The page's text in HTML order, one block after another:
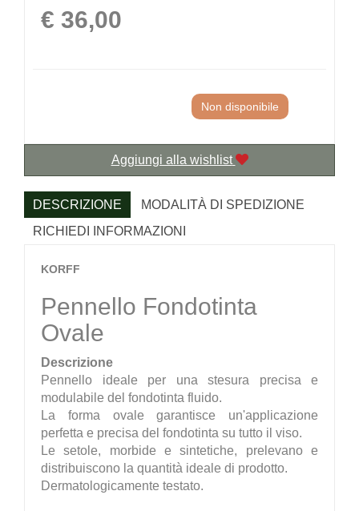
Prezzo
€ 36,00
Non disponibile
Aggiungi alla wishlist
DESCRIZIONE
MODALITÀ DI SPEDIZIONE
RICHIEDI INFORMAZIONI
KORFF
Pennello Fondotinta
Ovale
Descrizione
Pennello ideale per una stesura precisa e
modulabile del fondotinta fluido.
La forma ovale garantisce un'applicazione
perfetta e precisa del fondotinta su tutto il viso.
Le setole, morbide e sintetiche, prelevano e
distribuiscono la quantità ideale di prodotto.
Dermatologicamente testato.